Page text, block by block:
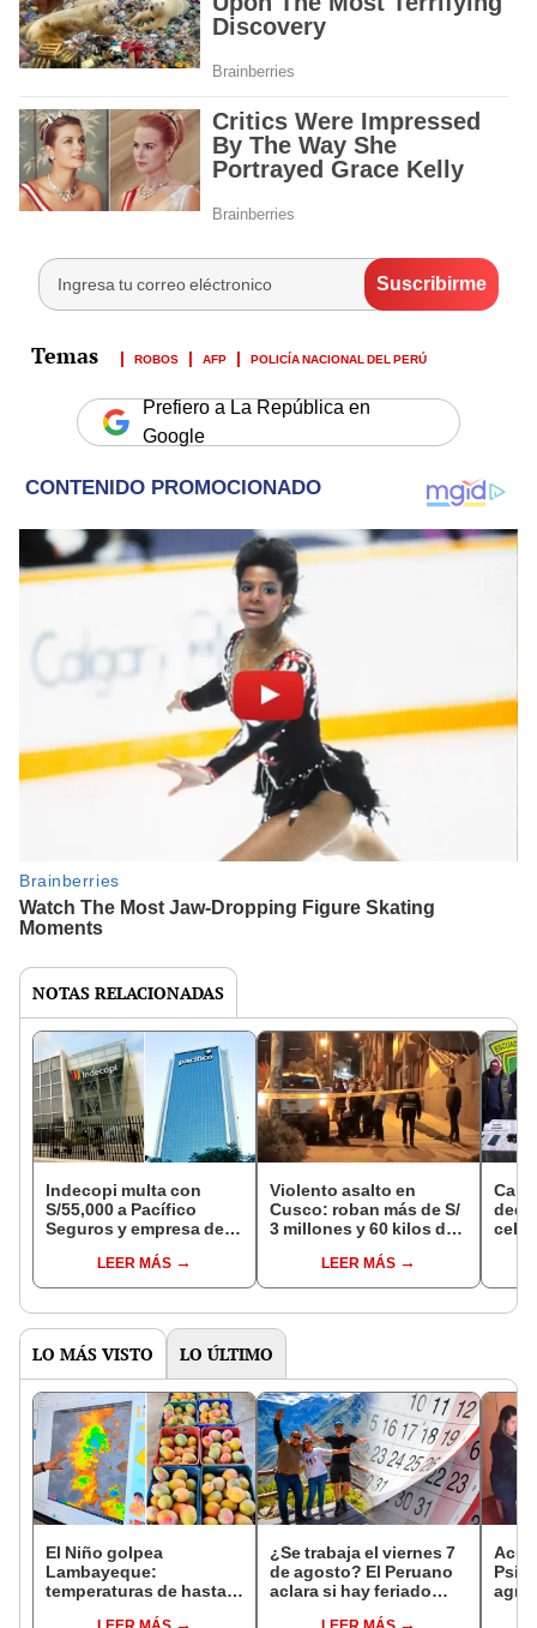
ROBOS AFP POLICÍA NACIONAL DEL PERÚ
Prefiero a La República en
Google
NOTAS RELACIONADAS
Indecopi multa con
S/55,000 a Pacífico
Seguros y empresa de
condiciones no
pactadas en seguro de
LEER MÁS
Violento asalto en
Cusco: roban más de S/
3 millones y 60 kilos de
LEER MÁS
LO MÁS VISTO LO ÚLTIMO
El Niño golpea
Lambayeque:
temperaturas de hasta
¿Se trabaja el viernes 7
de agosto? El Peruano
aclara si hay feriado